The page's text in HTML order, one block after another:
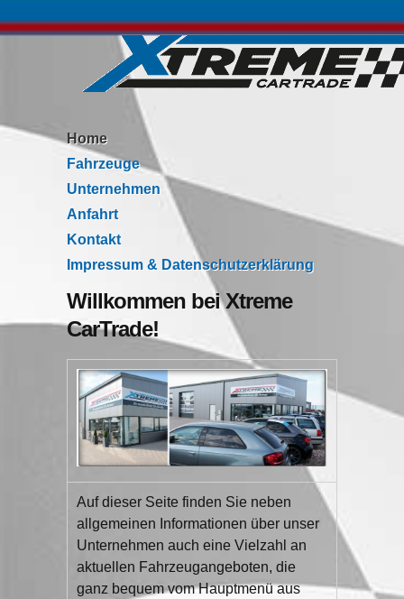
Home
Fahrzeuge
Unternehmen
Anfahrt
Kontakt
Impressum & Datenschutzerklärung
Willkommen bei Xtreme
CarTrade!
Auf dieser Seite finden Sie neben
allgemeinen Informationen über unser
Unternehmen auch eine Vielzahl an
aktuellen Fahrzeugangeboten, die
ganz bequem vom Hauptmenü aus